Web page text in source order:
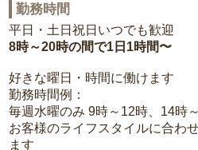
勤務時間
平日・土日祝日いつでも歓迎
8時～20時の間で1日1時間〜
好きな曜日・時間に働けます
勤務時間例：
毎週水曜のみ 9時～12時、14時
お客様のライフスタイルに合わ
ます